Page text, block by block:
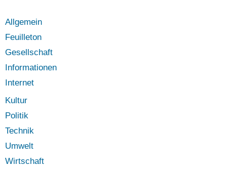
Allgemein
Feuilleton
Gesellschaft
Informationen
Internet
Kultur
Politik
Technik
Umwelt
Wirtschaft